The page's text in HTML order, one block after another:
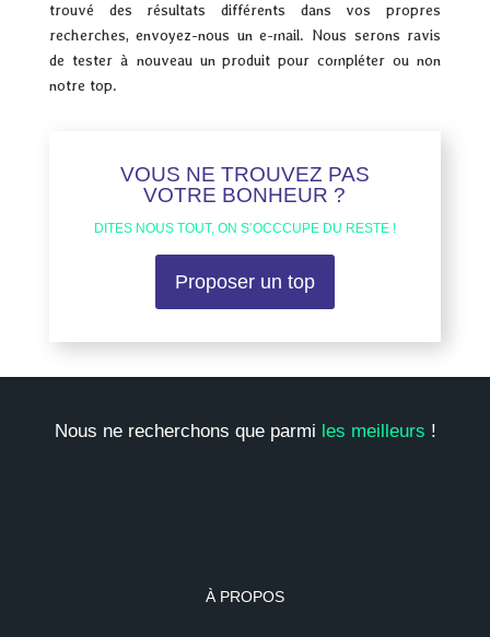
trouvé des résultats différents dans vos propres
recherches, envoyez-nous un e-mail. Nous serons ravis
de tester à nouveau un produit pour compléter ou non
notre top.
VOUS NE TROUVEZ PAS
VOTRE BONHEUR ?
DITES NOUS TOUT, ON S’OCCCUPE DU RESTE !
Proposer un top
Nous ne recherchons que parmi les meilleurs !
À PROPOS